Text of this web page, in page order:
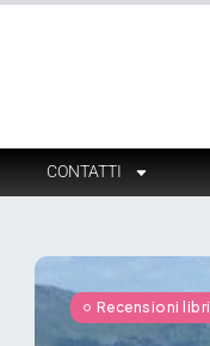
CONTATTI
Recensioni libri